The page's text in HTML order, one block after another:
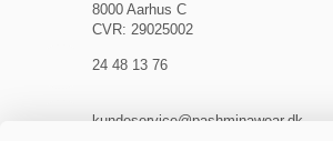
8000 Aarhus C
CVR: 29025002
24 48 13 76
kundeservice@pashminawear.dk